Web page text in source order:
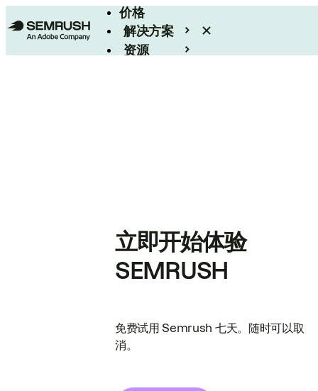
价格
解决方案
资源
立即开始体验
SEMRUSH
免费试用 Semrush 七天。随时可以取
消。